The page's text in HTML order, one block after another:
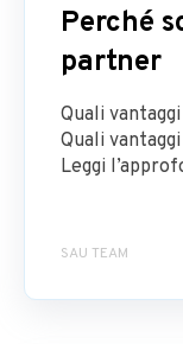
Perché
partner
Quali
Quali
Leggi
SAU TEAM